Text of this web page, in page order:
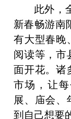
此外，
新春畅游南
有大型春晚
阅读等，市
面开花。诸
市场，让
展、庙会
到自己想要